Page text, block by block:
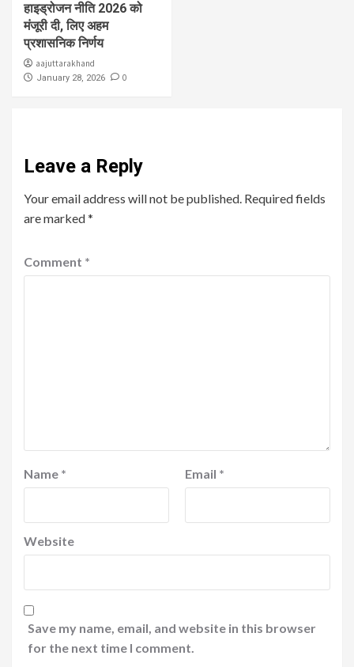
हाइड्रोजन नीति 2026 को
मंजूरी दी, लिए अहम
प्रशासनिक निर्णय
aajuttarakhand
January 28, 2026 0
Leave a Reply
Your email address will not be published. Required fields
are marked*
Comment *
Name * Email *
Website
Save my name, email, and website in this browser
for the next time I comment.